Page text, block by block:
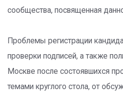
сообщества, посвященная
Проблемы регистрации
проверки подписей, а также
Москве после состоявшихся
темами круглого стола, от